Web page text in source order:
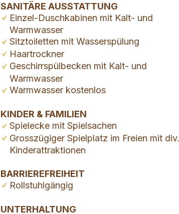
SANITÄRE AUSSTATTUNG
Einzel-Duschkabinen mit Kalt- und
Warmwasser
Sitztoiletten mit Wasserspülung
Haartrockner
Geschirrspülbecken mit Kalt- und
Warmwasser
Warmwasser kostenlos
KINDER & FAMILIEN
Spielecke mit Spielsachen
Grosszügiger Spielplatz im Freien mit div.
Kinderattraktionen
BARRIEREFREIHEIT
Rollstuhlgängig
UNTERHALTUNG